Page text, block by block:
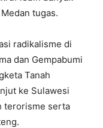
tugas.
radikalisme di
dan Gempabumi
Tanah
ke Sulawesi
terorisme serta